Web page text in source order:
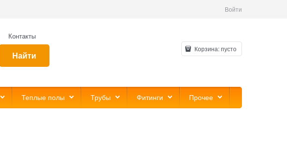
Войти
Контакты
Найти
Корзина:пусто
Теплые полы Трубы Фитинги Прочее